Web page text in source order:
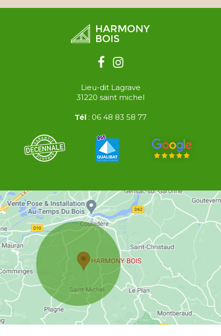
Lieu-dit Lagrave
31220 saint michel
Tél : 06 48 83 58 77